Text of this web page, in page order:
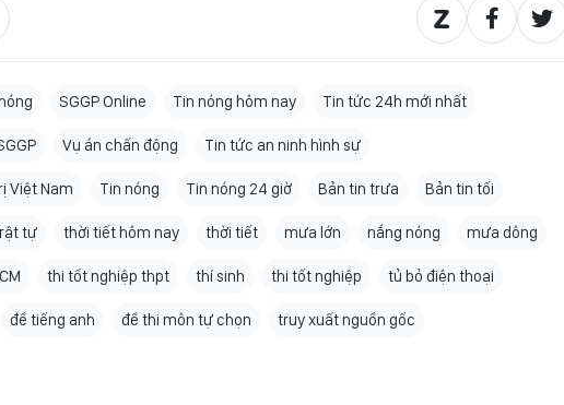
SGGP Online Tin nóng hôm nay Tin tức 24h mới nhất
Vụ án chấn động Tin tức an ninh hình sự
Việt Nam Tin nóng Tin nóng 24 giờ Bản tin trưa Bản tin tối
tự thời tiết hôm nay thời tiết mưa lớn nắng nóng mưa dông
thi tốt nghiệp thpt thí sinh thi tốt nghiệp tủ bỏ điện thoại
đề tiếng anh đề thi môn tự chọn truy xuất nguồn gốc